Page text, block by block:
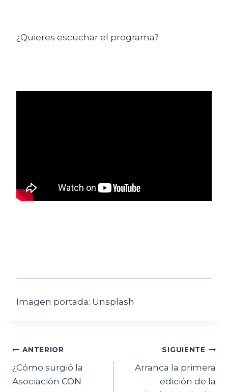
¿Quieres escuchar el programa?
Imagen portada: Unsplash
ANTERIOR
¿Cómo surgió la
Asociación CON
SIGUIENTE
Arranca la primera
edición de la